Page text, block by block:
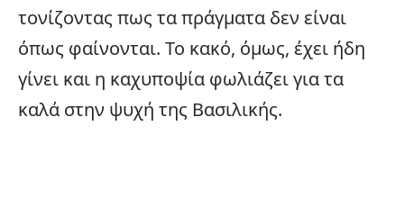
τονίζοντας πως τα πράγματα δεν είναι
όπως φαίνονται. Το κακό, όμως, έχει ήδη
γίνει και η καχυποψία φωλιάζει για τα
καλά στην ψυχή της Βασιλικής.